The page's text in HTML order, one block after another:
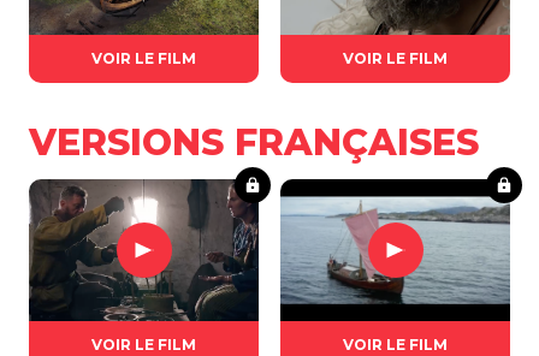
VOIR LE FILM VOIR LE FILM
VERSIONS FRANÇAISES
VOIR LE FILM VOIR LE FILM